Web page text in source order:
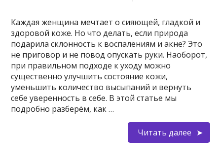
Каждая женщина мечтает о сияющей, гладкой и
здоровой коже. Но что делать, если природа
подарила склонность к воспалениям и акне? Это
не приговор и не повод опускать руки. Наоборот,
при правильном подходе к уходу можно
существенно улучшить состояние кожи,
уменьшить количество высыпаний и вернуть
себе уверенность в себе. В этой статье мы
подробно разберём, как …
Читать далее